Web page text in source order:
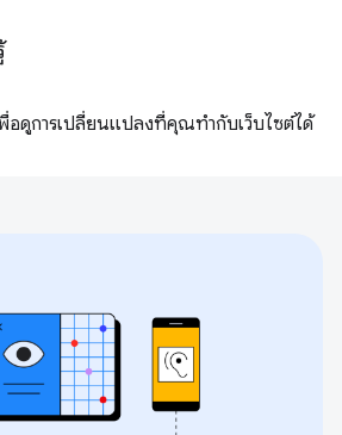
พื่อดูการเปลี่ยนแปลงที่คุณทํากับเว็บไซต์ได้